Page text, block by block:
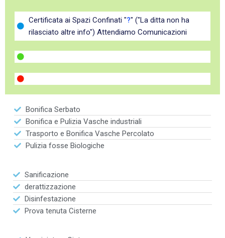
Certificata ai Spazi Confinati "?" ("La ditta non ha
rilasciato altre info") Attendiamo Comunicazioni
Bonifica Serbato
Bonifica e Pulizia Vasche industriali
Trasporto e Bonifica Vasche Percolato
Pulizia fosse Biologiche
Sanificazione
derattizzazione
Disinfestazione
Prova tenuta Cisterne